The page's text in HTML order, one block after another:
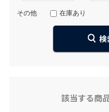
その他 在庫あり
該当する商